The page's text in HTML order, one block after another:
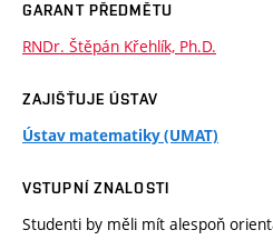
GARANT PŘEDMĚTU
RNDr. Štěpán Křehlík, Ph.D.
ZAJIŠŤUJE ÚSTAV
Ústav matematiky (UMAT)
VSTUPNÍ ZNALOSTI
Studenti by měli mít alespoň